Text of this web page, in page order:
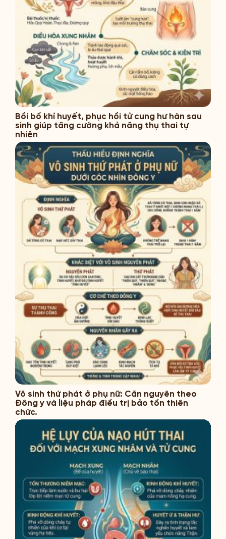
Bồi bổ khí huyết, phục hồi tử cung hư hàn sau
sinh giúp tăng cường khả năng thụ thai tự
nhiên
Vô sinh thứ phát ở phụ nữ: Căn nguyên theo
Đông y và liệu pháp điều trị bảo tồn thiên
chức.